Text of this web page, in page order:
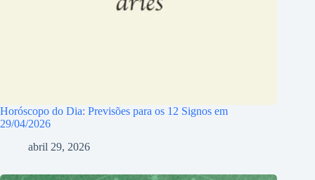
Horóscopo do Dia: Previsões para os 12 Signos em
29/04/2026
abril 29, 2026